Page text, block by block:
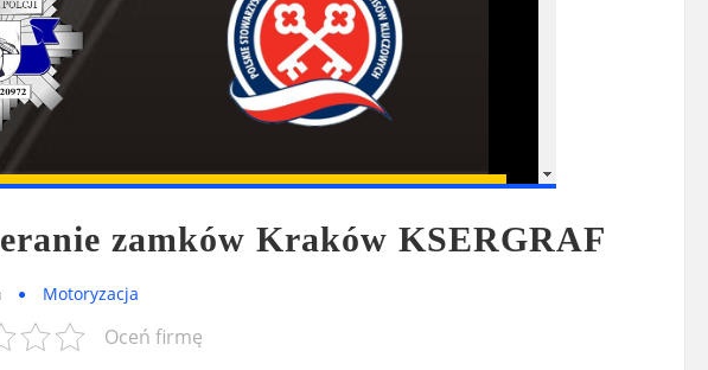
zamków Kraków KSERGRAF
Motoryzacja
Oceń firmę